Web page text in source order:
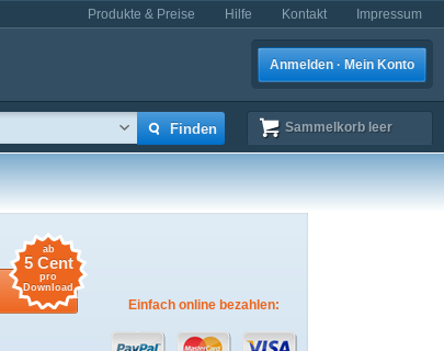
Produkte & Preise Hilfe Kontakt Impressum
Anmelden · Mein Konto
Sammelkorb leer
ab
5 Cent
pro
Download
Einfach online bezahlen: